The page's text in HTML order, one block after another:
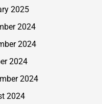
2025
2024
2024
2024
2024
2024